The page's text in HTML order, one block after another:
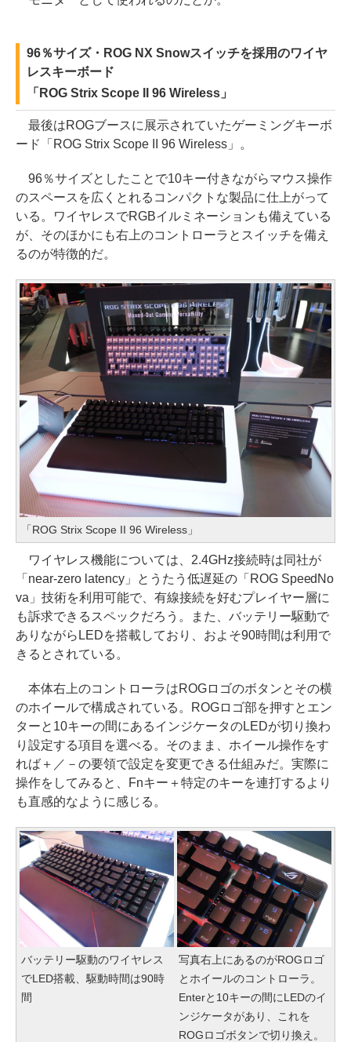
96％サイズ・ROG NX Snowスイッチを採用のワイヤ
レスキーボード
「ROG Strix Scope II 96 Wireless」
最後はROGブースに展示されていたゲーミングキーボ
ード「ROG Strix Scope II 96 Wireless」。
96％サイズとしたことで10キー付きながらマウス操作
のスペースを広くとれるコンパクトな製品に仕上がって
いる。ワイヤレスでRGBイルミネーションも備えている
が、そのほかにも右上のコントローラとスイッチを備え
るのが特徴的だ。
「ROG Strix Scope II 96 Wireless」
ワイヤレス機能については、2.4GHz接続時は同社が
「near-zero latency」とうたう低遅延の「ROG SpeedNo
va」技術を利用可能で、有線接続を好むプレイヤー層に
も訴求できるスペックだろう。また、バッテリー駆動で
ありながらLEDを搭載しており、およそ90時間は利用で
きるとされている。
本体右上のコントローラはROGロゴのボタンとその横
のホイールで構成されている。ROGロゴ部を押すとエン
ターと10キーの間にあるインジケータのLEDが切り換わ
り設定する項目を選べる。そのまま、ホイール操作をす
れば＋／－の要領で設定を変更できる仕組みだ。実際に
操作をしてみると、Fnキー＋特定のキーを連打するより
も直感的なように感じる。
バッテリー駆動のワイヤレス
でLED搭載、駆動時間は90時
間
写真右上にあるのがROGロゴ
とホイールのコントローラ。
Enterと10キーの間にLEDのイ
ンジケータがあり、これを
ROGロゴボタンで切り換え。